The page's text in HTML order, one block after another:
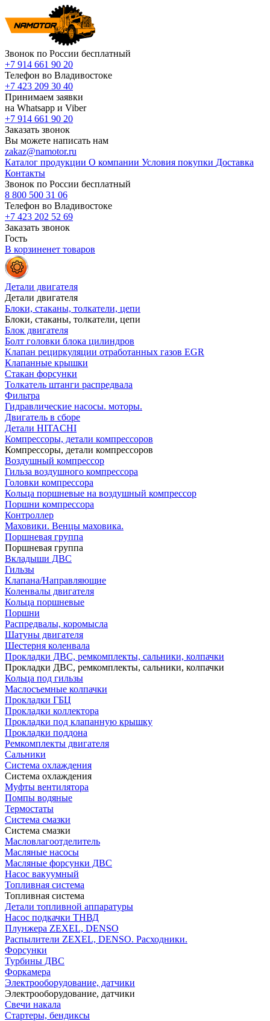
Звонок по России бесплатный
+7 914 661 90 20
Телефон во Владивостоке
+7 423 209 30 40
Принимаем заявки
на Whatsapp и Viber
+7 914 661 90 20
Заказать звонок
Вы можете написать нам
zakaz@namotor.ru
Каталог продукции О компании Условия покупки Доставка
Контакты
Звонок по России бесплатный
8 800 500 31 06
Телефон во Владивостоке
+7 423 202 52 69
Заказать звонок
Гость
В корзиненет товаров
Детали двигателя
Детали двигателя
Блоки, стаканы, толкатели, цепи
Блоки, стаканы, толкатели, цепи
Блок двигателя
Болт головки блока цилиндров
Клапан рециркуляции отработанных газов EGR
Клапанные крышки
Стакан форсунки
Толкатель штанги распредвала
Фильтра
Гидравлические насосы. моторы.
Двигатель в сборе
Детали HITACHI
Компрессоры, детали компрессоров
Компрессоры, детали компрессоров
Воздушный компрессор
Гильза воздушного компрессора
Головки компрессора
Кольца поршневые на воздушный компрессор
Поршни компрессора
Контроллер
Маховики. Венцы маховика.
Поршневая группа
Поршневая группа
Вкладыши ДВС
Гильзы
Клапана/Направляющие
Коленвалы двигателя
Кольца поршневые
Поршни
Распредвалы, коромысла
Шатуны двигателя
Шестерня коленвала
Прокладки ДВС, ремкомплекты, сальники, колпачки
Прокладки ДВС, ремкомплекты, сальники, колпачки
Кольца под гильзы
Маслосъемные колпачки
Прокладки ГБЦ
Прокладки коллектора
Прокладки под клапанную крышку
Прокладки поддона
Ремкомплекты двигателя
Сальники
Система охлаждения
Система охлаждения
Муфты вентилятора
Помпы водяные
Термостаты
Система смазки
Система смазки
Масловлагоотделитель
Масляные насосы
Масляные форсунки ДВС
Насос вакуумный
Топливная система
Топливная система
Детали топливной аппаратуры
Насос подкачки ТНВД
Плунжера ZEXEL, DENSO
Распылители ZEXEL, DENSO. Расходники.
Форсунки
Турбины ДВС
Форкамера
Электрооборудование, датчики
Электрооборудование, датчики
Свечи накала
Стартеры, бендиксы